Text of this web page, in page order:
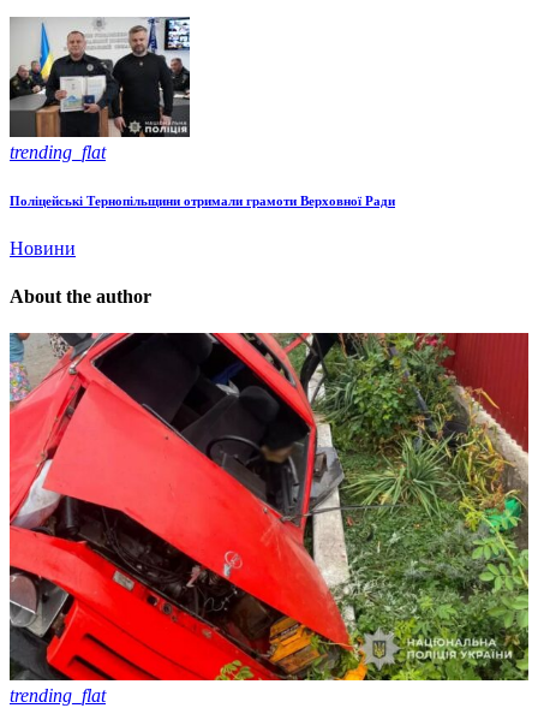
trending_flat
Поліцейські Тернопільщини отримали грамоти Верховної Ради
Новини
About the author
trending_flat